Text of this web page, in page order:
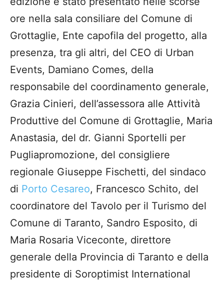
ore nella sala consiliare del Comune di
Grottaglie, Ente capofila del progetto, alla
presenza, tra gli altri, del CEO di Urban
Events, Damiano Comes, della
responsabile del coordinamento generale,
Grazia Cinieri, dell’assessora alle Attività
Produttive del Comune di Grottaglie, Maria
Anastasia, del dr. Gianni Sportelli per
Pugliapromozione, del consigliere
regionale Giuseppe Fischetti, del sindaco
di Porto Cesareo, Francesco Schito, del
coordinatore del Tavolo per il Turismo del
Comune di Taranto, Sandro Esposito, di
Maria Rosaria Viceconte, direttore
generale della Provincia di Taranto e della
presidente di Soroptimist International